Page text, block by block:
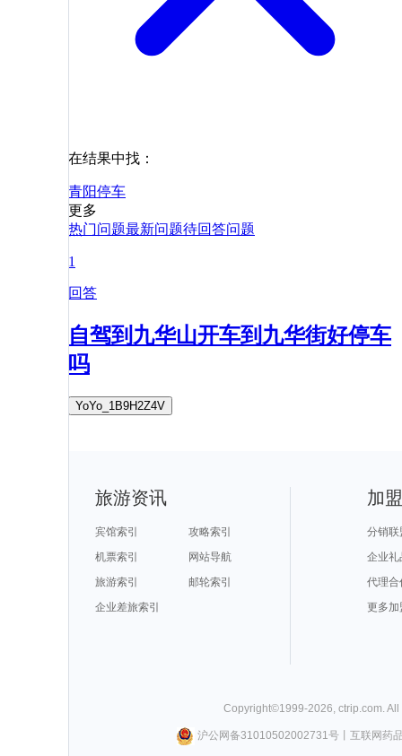
在结果中找：
青阳停车
更多
热门问题最新问题待回答问题
1
回答
自驾到九华山开车到九华街好停车
吗
YoYo_1B9H2Z4V
旅游资讯
宾馆索引
攻略索引
机票索引
网站导航
旅游索引
邮轮索引
企业差旅索引
加
分销联
企业礼
代理合
更多加
Copyright©1999-2026 ctrip.com .
沪公网备31010502002731号丨 互联网药